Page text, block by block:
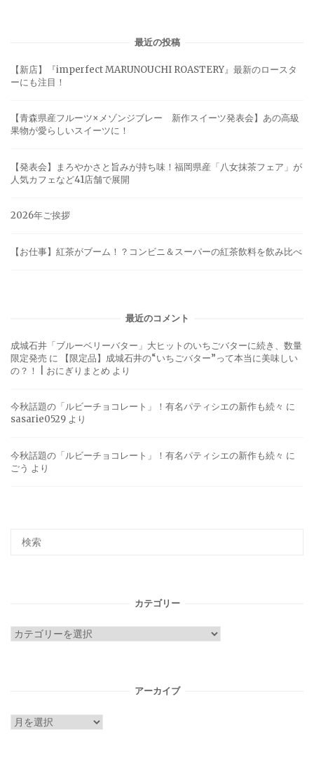
最近の投稿
【新店】『imperfect MARUNOUCHI ROASTERY』最新のロースタ
ーにも注目！
【青森県産フルーツ×メゾンジブレー 新作スイーツ発表会】あの高級
果物が愛らしいスイーツに！
【発表会】まろやかさと旨みが持ち味！福岡県産「八女抹茶フェア」が
人気カフェなど41店舗で展開
2026年ご挨拶
【お仕事】紅茶がブーム！？コンビニ＆スーパーの紅茶飲料を飲み比べ
最近のコメント
成城石井「ブルーベリーバター」大ヒットのいちごバターに続き、数量
限定発売 に
【限定品】成城石井の“いちごバター”って本当に美味しい
の？！ | おにぎりまとめ より
今秋話題の「ルビーチョコレート」！有名パティシエの新作も続々 に
sasarie0529 より
今秋話題の「ルビーチョコレート」！有名パティシエの新作も続々 に
ごう より
カテゴリー
カ
アーカイブ
ア